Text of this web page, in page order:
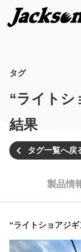
タグ
“ライトシ
結果
タグ一覧へ戻
製品情
“ライトショアジ